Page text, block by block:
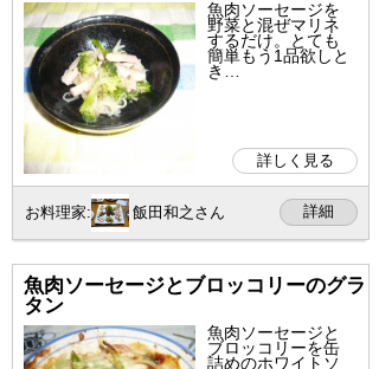
魚肉ソーセージを
野菜と混ぜマリネ
するだけ。とても
簡単もう1品欲しと
き…
詳しく見る
お料理家: 飯田和之さん 詳細
魚肉ソーセージとブロッコリーのグラ
タン
魚肉ソーセージと
ブロッコリーを缶
詰めのホワイトソ